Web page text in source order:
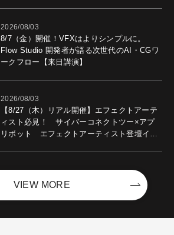
2026/08/03
8/7（金）開催！VFXはよりシンプルに。
Flow Studio 開発者が語る次世代のAI・CGワ
ークフロー【来日講演】
2026/08/03
【8/27（木）リアル開催】エフェクトアーテ
ィスト必見！ サイバーコネクトツー×アプ
リボット エフェクトアーティスト登壇イベ
VIEW MORE